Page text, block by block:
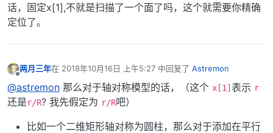
话，固定x[1],不就是扫描了一个面了吗，这个就需要你精确
定位了。
两月三年在 2018年10月16日 上午5:27 中回复了 Astremon
最后由 编辑
@astremon 那么对于轴对称模型的话，（这个 x[1]表示 r
还是r/R? 我先假定为 r/R吧）
比如一个二维矩形轴对称为圆柱，那么对于添加在平行